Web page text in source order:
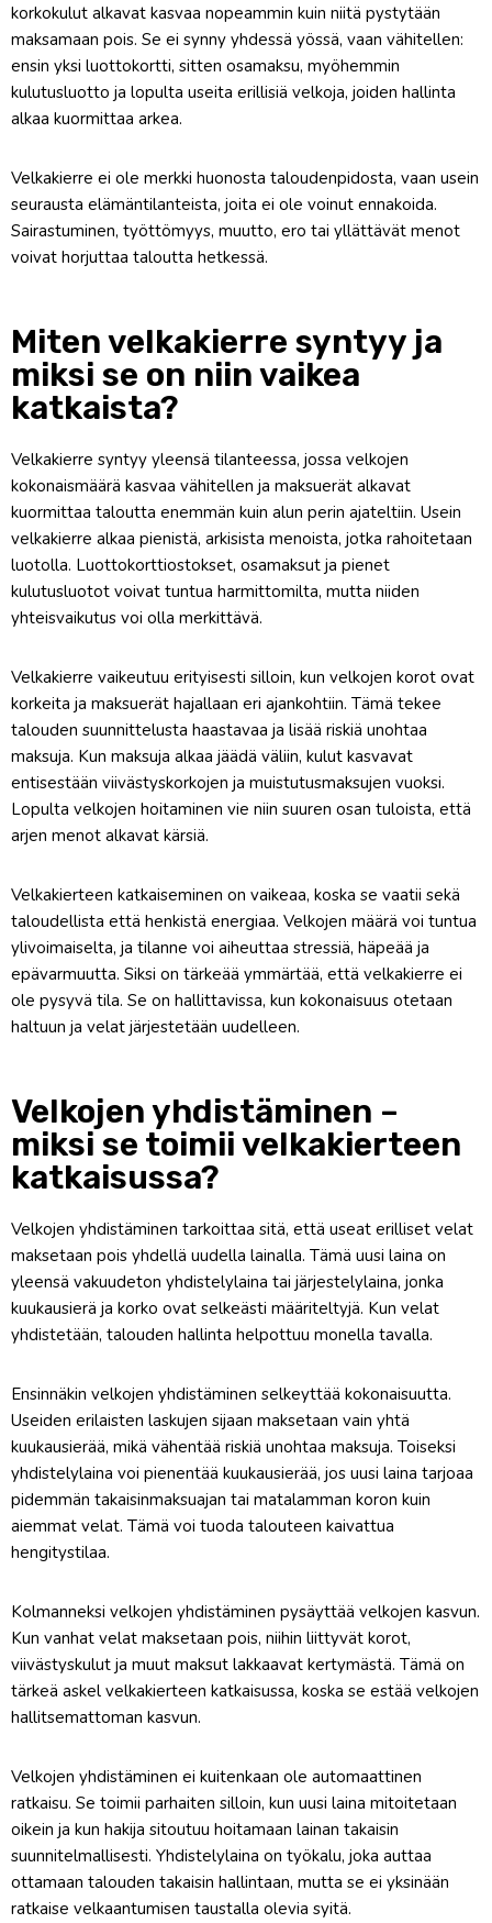
korkokulut alkavat kasvaa nopeammin kuin niitä pystytään
maksamaan pois. Se ei synny yhdessä yössä, vaan vähitellen:
ensin yksi luottokortti, sitten osamaksu, myöhemmin
kulutusluotto ja lopulta useita erillisiä velkoja, joiden hallinta
alkaa kuormittaa arkea.
Velkakierre ei ole merkki huonosta taloudenpidosta, vaan usein
seurausta elämäntilanteista, joita ei ole voinut ennakoida.
Sairastuminen, työttömyys, muutto, ero tai yllättävät menot
voivat horjuttaa taloutta hetkessä.
Miten velkakierre syntyy ja
miksi se on niin vaikea
katkaista?
Velkakierre syntyy yleensä tilanteessa, jossa velkojen
kokonaismäärä kasvaa vähitellen ja maksuerät alkavat
kuormittaa taloutta enemmän kuin alun perin ajateltiin. Usein
velkakierre alkaa pienistä, arkisista menoista, jotka rahoitetaan
luotolla. Luottokorttiostokset, osamaksut ja pienet
kulutusluotot voivat tuntua harmittomilta, mutta niiden
yhteisvaikutus voi olla merkittävä.
Velkakierre vaikeutuu erityisesti silloin, kun velkojen korot ovat
korkeita ja maksuerät hajallaan eri ajankohtiin. Tämä tekee
talouden suunnittelusta haastavaa ja lisää riskiä unohtaa
maksuja. Kun maksuja alkaa jäädä väliin, kulut kasvavat
entisestään viivästyskorkojen ja muistutusmaksujen vuoksi.
Lopulta velkojen hoitaminen vie niin suuren osan tuloista, että
arjen menot alkavat kärsiä.
Velkakierteen katkaiseminen on vaikeaa, koska se vaatii sekä
taloudellista että henkistä energiaa. Velkojen määrä voi tuntua
ylivoimaiselta, ja tilanne voi aiheuttaa stressiä, häpeää ja
epävarmuutta. Siksi on tärkeää ymmärtää, että velkakierre ei
ole pysyvä tila. Se on hallittavissa, kun kokonaisuus otetaan
haltuun ja velat järjestetään uudelleen.
Velkojen yhdistäminen –
miksi se toimii velkakierteen
katkaisussa?
Velkojen yhdistäminen tarkoittaa sitä, että useat erilliset velat
maksetaan pois yhdellä uudella lainalla. Tämä uusi laina on
yleensä vakuudeton yhdistelylaina tai järjestelylaina, jonka
kuukausierä ja korko ovat selkeästi määriteltyjä. Kun velat
yhdistetään, talouden hallinta helpottuu monella tavalla.
Ensinnäkin velkojen yhdistäminen selkeyttää kokonaisuutta.
Useiden erilaisten laskujen sijaan maksetaan vain yhtä
kuukausierää, mikä vähentää riskiä unohtaa maksuja. Toiseksi
yhdistelylaina voi pienentää kuukausierää, jos uusi laina tarjoaa
pidemmän takaisinmaksuajan tai matalamman koron kuin
aiemmat velat. Tämä voi tuoda talouteen kaivattua
hengitystilaa.
Kolmanneksi velkojen yhdistäminen pysäyttää velkojen kasvun.
Kun vanhat velat maksetaan pois, niihin liittyvät korot,
viivästyskulut ja muut maksut lakkaavat kertymästä. Tämä on
tärkeä askel velkakierteen katkaisussa, koska se estää velkojen
hallitsemattoman kasvun.
Velkojen yhdistäminen ei kuitenkaan ole automaattinen
ratkaisu. Se toimii parhaiten silloin, kun uusi laina mitoitetaan
oikein ja kun hakija sitoutuu hoitamaan lainan takaisin
suunnitelmallisesti. Yhdistelylaina on työkalu, joka auttaa
ottamaan talouden takaisin hallintaan, mutta se ei yksinään
ratkaise velkaantumisen taustalla olevia syitä.